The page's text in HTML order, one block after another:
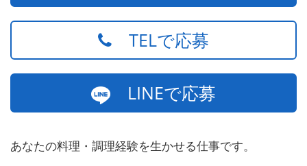
TELで応募
LINEで応募
あなたの料理・調理経験を生かせる仕事です。